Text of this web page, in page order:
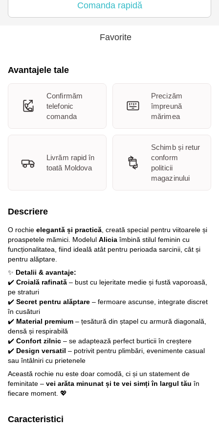
Comanda rapidă
Favorite
Avantajele tale
Confirmăm
telefonic
comanda
Precizăm
împreună
mărimea
Livrăm rapid în
toată Moldova
Schimb și retur
conform
politicii
magazinului
Descriere
O rochie elegantă și practică , creată special pentru viitoarele și
proaspetele mămici. Modelul Aliciaîmbină stilul feminin cu
funcționalitatea, fiind ideală atât pentru perioada sarcinii, cât și
pentru alăptare.
✨ Detalii & avantaje:
✔️ Croială rafinată – bust cu lejeritate medie și fustă vaporoasă,
pe straturi
✔️ Secret pentru alăptare – fermoare ascunse, integrate discret
în cusături
✔️ Material premium – țesătură din ștapel cu armură diagonală,
densă și respirabilă
✔️ Confort zilnic – se adaptează perfect burticii în creștere
✔️ Design versatil – potrivit pentru plimbări, evenimente casual
sau întâlniri cu prietenele
Această rochie nu este doar comodă, ci și un statement de
feminitate – vei arăta minunat și te vei simți în largul tău în
fiecare moment. 💖
Caracteristici